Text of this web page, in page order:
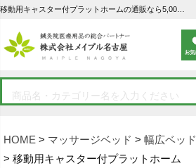
HOME マッサージベッド
幅広ベッド
移動用キャスター付プラットホーム